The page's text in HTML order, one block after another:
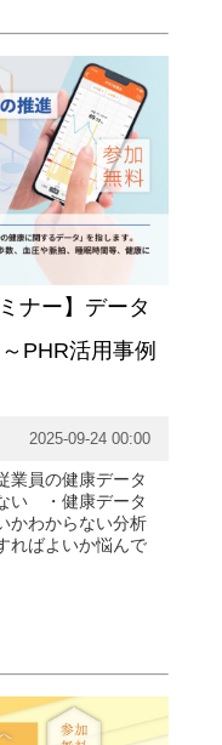
ナー】データ
PHR活用事例
2025-09-24 00:00
業員の健康データ
い ・健康データ
かわからない分析
ればよいか悩んで